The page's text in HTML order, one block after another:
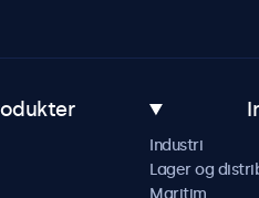
Industri
Lager og